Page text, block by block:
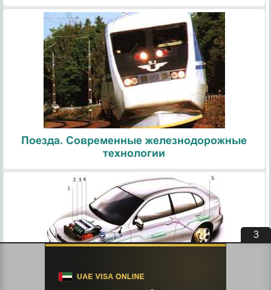
Поезда. Современные железнодорожные
технологии
2